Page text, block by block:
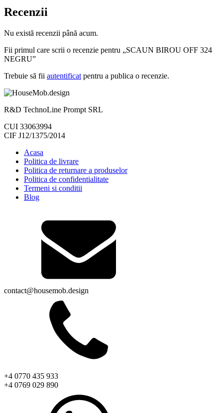
Recenzii
Nu există recenzii până acum.
Fii primul care scrii o recenzie pentru „SCAUN BIROU OFF 324
NEGRU”
Trebuie să fii autentificat pentru a publica o recenzie.
R&D TechnoLine Prompt SRL
CUI 33063994
CIF J12/1375/2014
Acasa
Politica de livrare
Politica de returnare a produselor
Politica de confidentialitate
Termeni si conditii
Blog
contact@housemob.design
+4 0770 435 933
+4 0769 029 890